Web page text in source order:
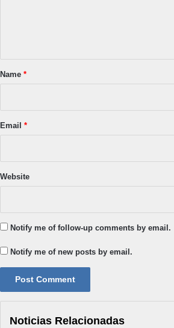
*Name *
Email *
Website
Notify me of follow-up comments by email.
Notify me of new posts by email.
Noticias Relacionadas